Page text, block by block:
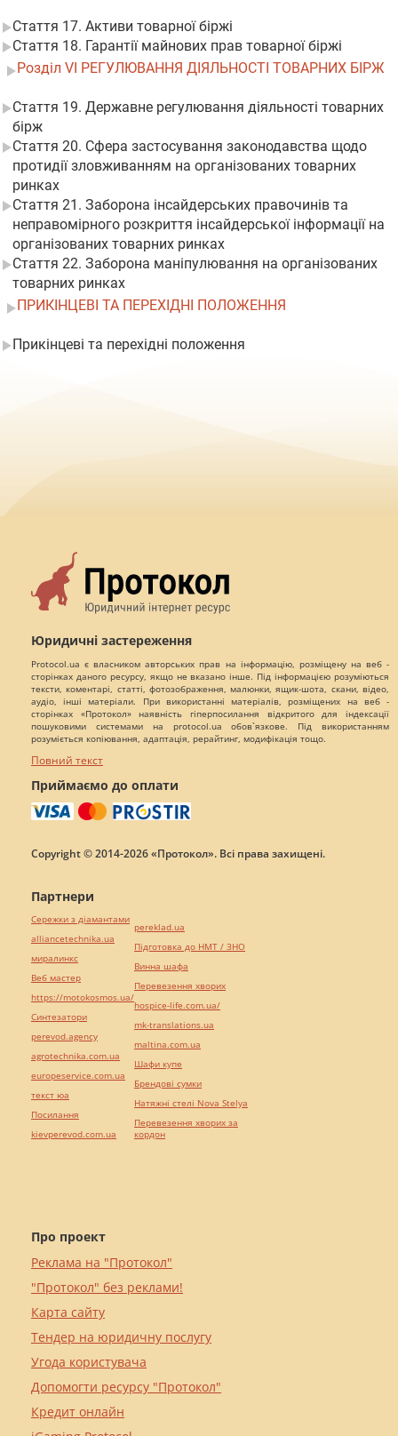
Стаття 17. Активи товарної біржі
Стаття 18. Гарантії майнових прав товарної біржі
Розділ VI РЕГУЛЮВАННЯ ДІЯЛЬНОСТІ ТОВАРНИХ БІРЖ
Стаття 19. Державне регулювання діяльності товарних
бірж
Стаття 20. Сфера застосування законодавства щодо
протидії зловживанням на організованих товарних
ринках
Стаття 21. Заборона інсайдерських правочинів та
неправомірного розкриття інсайдерської інформації на
організованих товарних ринках
Стаття 22. Заборона маніпулювання на організованих
товарних ринках
ПРИКІНЦЕВІ ТА ПЕРЕХІДНІ ПОЛОЖЕННЯ
Прикінцеві та перехідні положення
Юридичні застереження
Protocol.ua є власником авторських прав на інформацію, розміщену на веб -
сторінках даного ресурсу, якщо не вказано інше. Під інформацією розуміються
тексти, коментарі, статті, фотозображення, малюнки, ящик-шота, скани, відео,
аудіо, інші матеріали. При використанні матеріалів, розміщених на веб -
сторінках «Протокол» наявність гіперпосилання відкритого для індексації
пошуковими системами на protocol.ua обов`язкове. Під використанням
розуміється копіювання, адаптація, рерайтинг, модифікація тощо.
Повний текст
Приймаємо до оплати
Copyright © 2014-2026 «Протокол». Всі права захищені.
Про проект
Реклама на "Протокол"
"Протокол" без реклами!
Карта сайту
Тендер на юридичну послугу
Угода користувача
Допомогти ресурсу "Протокол"
Кредит онлайн
Партнери
Сережки з діамантами
alliancetechnika.ua
миралинкс
Веб мастер
https://motokosmos.ua/
Синтезатори
perevod.agency
agrotechnika.com.ua
europeservice.com.ua
текст юа
Посилання
kievperevod.com.ua
pereklad.ua
Підготовка до НМТ / ЗНО
Винна шафа
Перевезення хворих
hospice-life.com.ua/
mk-translations.ua
maltina.com.ua
Шафи купе
Брендові сумки
Натяжні стелі Nova Stelya
Перевезення хворих за
кордон